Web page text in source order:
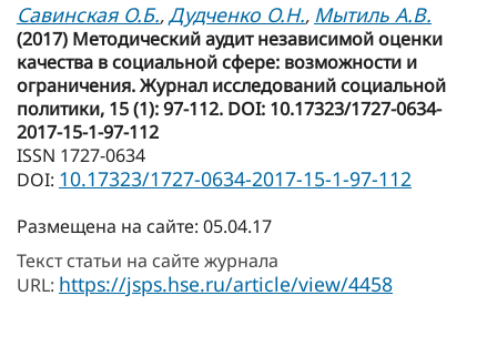
Савинская О.Б.,Дудченко О.Н., Мытиль А.В.
(2017) Методический аудит независимой оценки
качества в социальной сфере: возможности и
ограничения. Журнал исследований социальной
политики, 15 (1): 97-112. DOI: 10.17323/1727-0634-
2017-15-1-97-112
ISSN 1727-0634
DOI: 10.17323/1727-0634-2017-15-1-97-112
Размещена на сайте: 05.04.17
Текст статьи на сайте журнала
URL: https://jsps.hse.ru/article/view/4458